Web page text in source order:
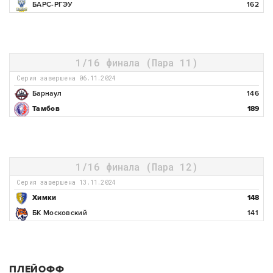
БАРС-РГЭУ 162
1/16 финала (Пара 11)
Серия завершена 06.11.2024
Барнаул
146
Тамбов
189
1/16 финала (Пара 12)
Серия завершена 13.11.2024
Химки
148
БК Московский
141
ПЛЕЙОФФ